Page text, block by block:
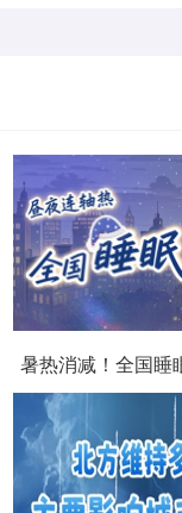
暑热消减！全国睡